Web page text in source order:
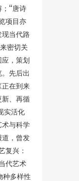
“唐诗
项目亦
当代路
密切关
，策划
先后出
正在到来
新、再循
实活化
术与科学
道，曾发
复兴：
代艺术
种多样性